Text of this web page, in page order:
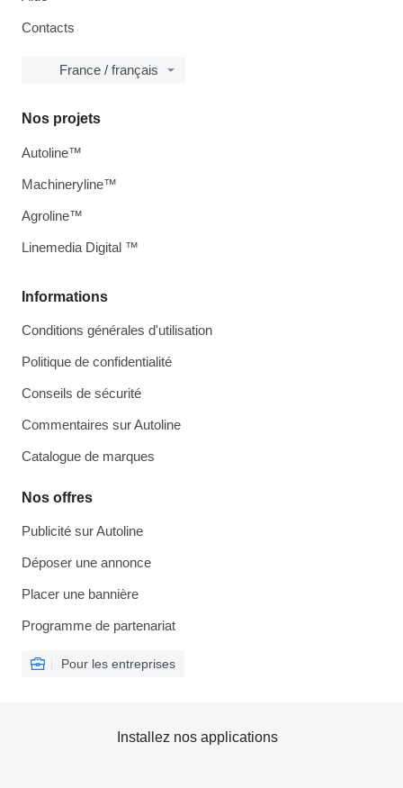
Contacts
France / français
Informations
Conditions générales d'utilisation
Politique de confidentialité
Conseils de sécurité
Commentaires sur Autoline
Catalogue de marques
Nos offres
Publicité sur Autoline
Déposer une annonce
Placer une bannière
Programme de partenariat
Pour les entreprises
Nos projets
Autoline™
Machineryline™
Agroline™
Linemedia Digital ™
Installez nos applications